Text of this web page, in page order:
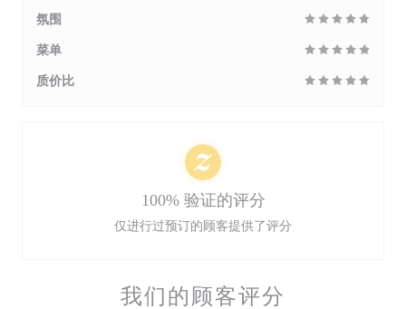
我们的顾客评分
氛围
菜单
质价比
100% 验证的评分
仅进行过预订的顾客提供了评分